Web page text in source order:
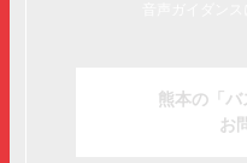
熊本の「バ
お